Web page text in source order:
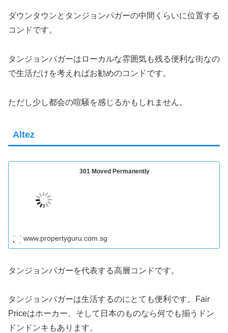
ダウンタウンとタンジョンパガーの中間くらいに位置する
コンドです。
タンジョンパガーはローカルな雰囲気も残る便利な街なの
で生活だけを考えればお勧めのコンドです。
ただし少し都会の喧騒を感じるかもしれません。
Altez
301 Moved Permanently
www.propertyguru.com.sg
タンジョンパガーを代表する高層コンドです。
タンジョンパガーは生活するのにとても便利です。Fair
Priceはホーカー、そして日本のものなら何でも揃うドン
ドンドンキもあります。